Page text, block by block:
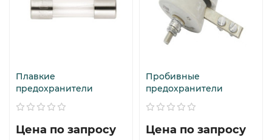
Плавкие
предохранители
Цена по запросу
Пробивные
предохранители
Цена по запросу